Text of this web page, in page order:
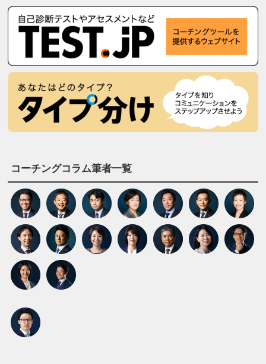
コーチングコラム筆者一覧